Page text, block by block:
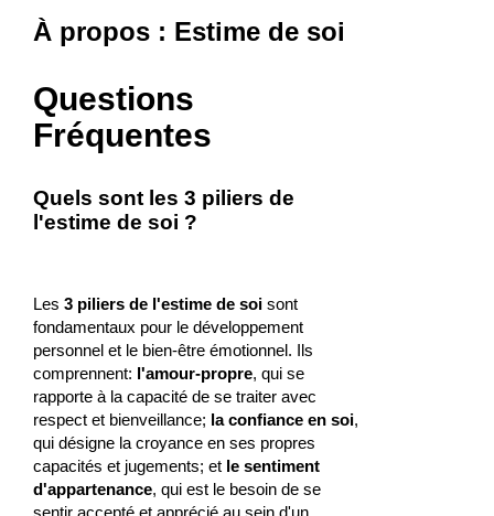
À propos : Estime de soi
Questions
Fréquentes
Quels sont les 3 piliers de
l'estime de soi ?
Les 3 piliers de l'estime de soisont
fondamentaux pour le développement
personnel et le bien-être émotionnel. Ils
comprennent: l'amour-propre, qui se
rapporte à la capacité de se traiter avec
respect et bienveillance; la confiance en soi,
qui désigne la croyance en ses propres
capacités et jugements; et le sentiment
d'appartenance, qui est le besoin de se
sentir accepté et apprécié au sein d'un